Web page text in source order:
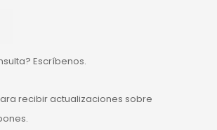
Escríbenos.
recibir actualizaciones sobre